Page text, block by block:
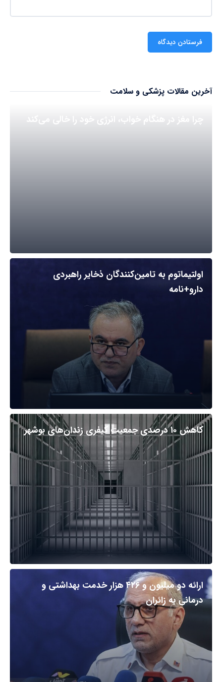
آخرین مقالات پزشکی و سلامت
چرا مغز در هنگام خواب، انرژی خود را خالی می‌کند
اولتیماتوم به تامین‌کنندگان ذخایر راهبردی
دارو+نامه
کاهش ۱۰ درصدی جمعیت کیفری زندان‌های بوشهر
ارائه دو میلیون و ۴۲۶ هزار خدمت بهداشتی و
درمانی به زائران